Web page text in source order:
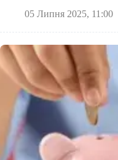
05 Липня 2025, 11:00